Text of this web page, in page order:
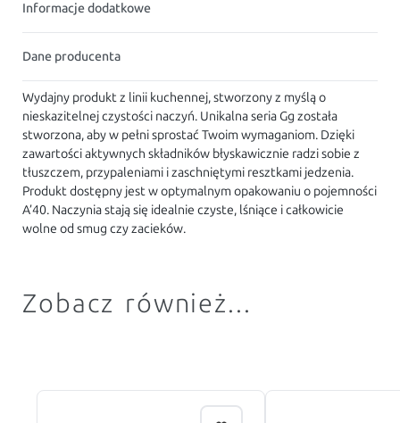
Informacje dodatkowe
Dane producenta
Wydajny produkt z linii kuchennej, stworzony z myślą o
nieskazitelnej czystości naczyń. Unikalna seria Gg została
stworzona, aby w pełni sprostać Twoim wymaganiom. Dzięki
zawartości aktywnych składników błyskawicznie radzi sobie z
tłuszczem, przypaleniami i zaschniętymi resztkami jedzenia.
Produkt dostępny jest w optymalnym opakowaniu o pojemności
A’40. Naczynia stają się idealnie czyste, lśniące i całkowicie
wolne od smug czy zacieków.
Zobacz również...